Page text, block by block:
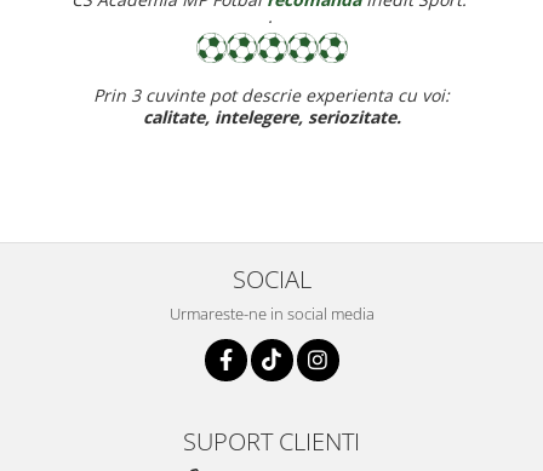
·
Prin 3 cuvinte pot descrie experienta cu voi:
calitate, intelegere, seriozitate.
SOCIAL
Urmareste-ne in social media
SUPORT CLIENTI